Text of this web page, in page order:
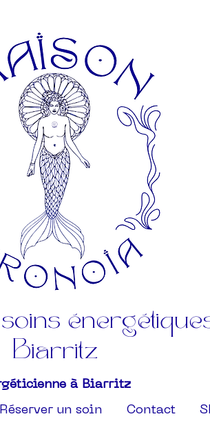
Biarritz
à Biarritz
Réserver un soin Contact